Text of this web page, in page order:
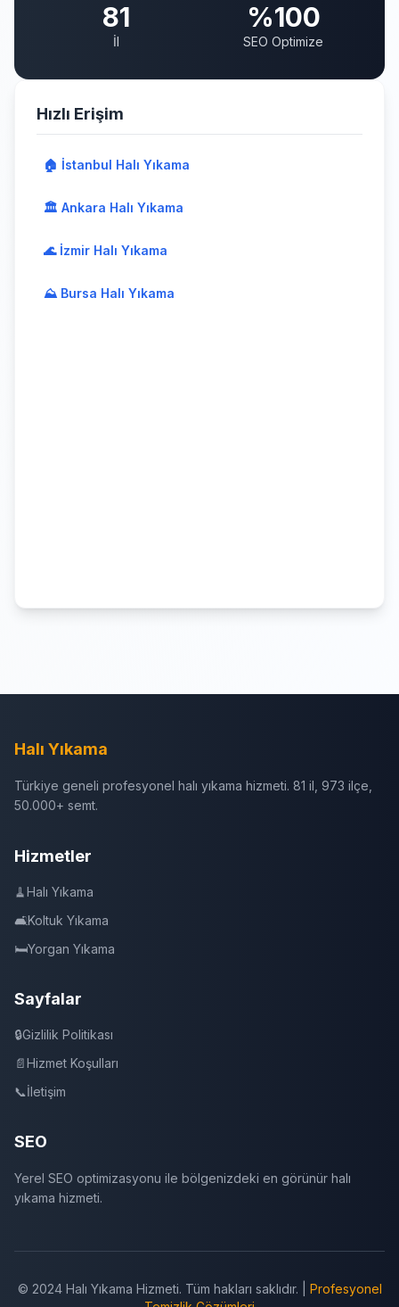
81
İl
%100
SEO Optimize
Hızlı Erişim
🏠 İstanbul Halı Yıkama
🏛️ Ankara Halı Yıkama
🌊 İzmir Halı Yıkama
⛰️ Bursa Halı Yıkama
Halı Yıkama
Türkiye geneli profesyonel halı yıkama hizmeti. 81 il, 973 ilçe,
50.000+ semt.
Hizmetler
🧹Halı Yıkama
🛋️Koltuk Yıkama
🛏️Yorgan Yıkama
Sayfalar
🔒Gizlilik Politikası
📄Hizmet Koşulları
📞İletişim
SEO
Yerel SEO optimizasyonu ile bölgenizdeki en görünür halı
yıkama hizmeti.
© 2024 Halı Yıkama Hizmeti. Tüm hakları saklıdır. | Profesyonel